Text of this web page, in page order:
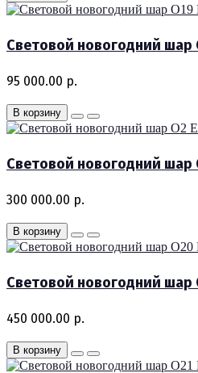
Световой новогодний шар
95 000.00 р.
В корзину
Световой новогодний шар
300 000.00 р.
В корзину
Световой новогодний шар
450 000.00 р.
В корзину